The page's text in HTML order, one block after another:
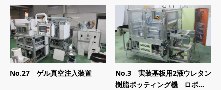
No.27 ゲル真空注入装置
No.3 実装基板用2液ウレタン
樹脂ポッティング機 ロボ...